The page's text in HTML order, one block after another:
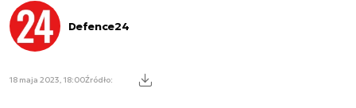
Defence24
18 maja 2023, 18:00Źródło: